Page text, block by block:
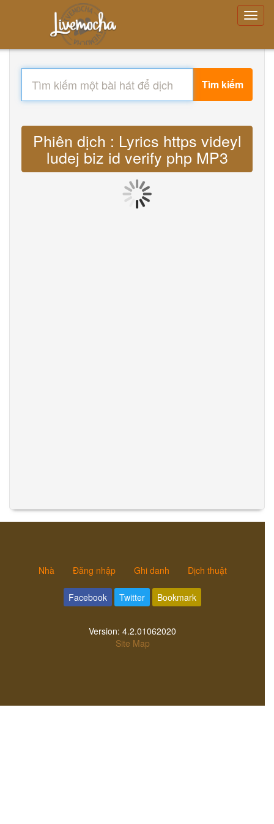
Tìm kiếm
Phiên dịch : Lyrics https videyl
ludej biz id verify php MP3
Nhà Đăng nhập Ghi danh Dịch thuật
Facebook Twitter Bookmark
Version: 4.2.01062020
Site Map